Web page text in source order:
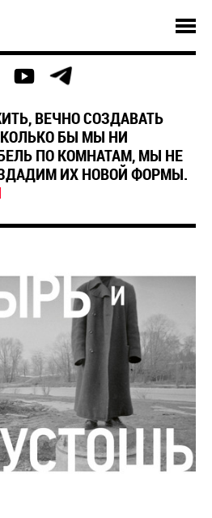
ВЕЧНО СОЗДАВАТЬ
БЫ МЫ НИ
ПО КОМНАТАМ, МЫ НЕ
ИХ НОВОЙ ФОРМЫ.